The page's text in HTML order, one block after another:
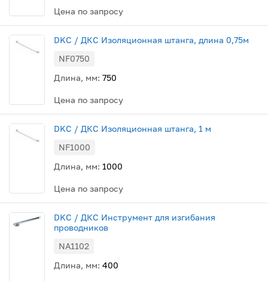
Цена по запросу
DKC / ДКС Изоляционная штанга, длина 0,75м
NF0750
Длина, мм: 750
Цена по запросу
DKC / ДКС Изоляционная штанга, 1 м
NF1000
Длина, мм: 1000
Цена по запросу
DKC / ДКС Инструмент для изгибания
проводников
NA1102
Длина, мм: 400